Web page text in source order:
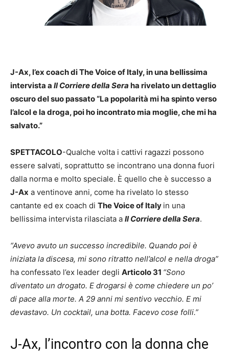
J-Ax, l’ex coach di The Voice of Italy, in una bellissima
intervista a Il Corriere della Sera ha rivelato un dettaglio
oscuro del suo passato “La popolarità mi ha spinto verso
l’alcol e la droga, poi ho incontrato mia moglie, che mi ha
salvato.”
SPETTACOLO-Qualche volta i cattivi ragazzi possono
essere salvati, soprattutto se incontrano una donna fuori
dalla norma e molto speciale. È quello che è successo a
J-Ax a ventinove anni, come ha rivelato lo stesso
cantante ed ex coach di The Voice of Italy in una
bellissima intervista rilasciata a Il Corriere della Sera.
“Avevo avuto un successo incredibile. Quando poi è
iniziata la discesa, mi sono ritratto nell’alcol e nella droga”
ha confessato l’ex leader degli Articolo 31 “Sono
diventato un drogato. E drogarsi è come chiedere un po’
di pace alla morte. A 29 anni mi sentivo vecchio. E mi
devastavo. Un cocktail, una botta. Facevo cose folli.”
J-Ax, l’incontro con la donna che